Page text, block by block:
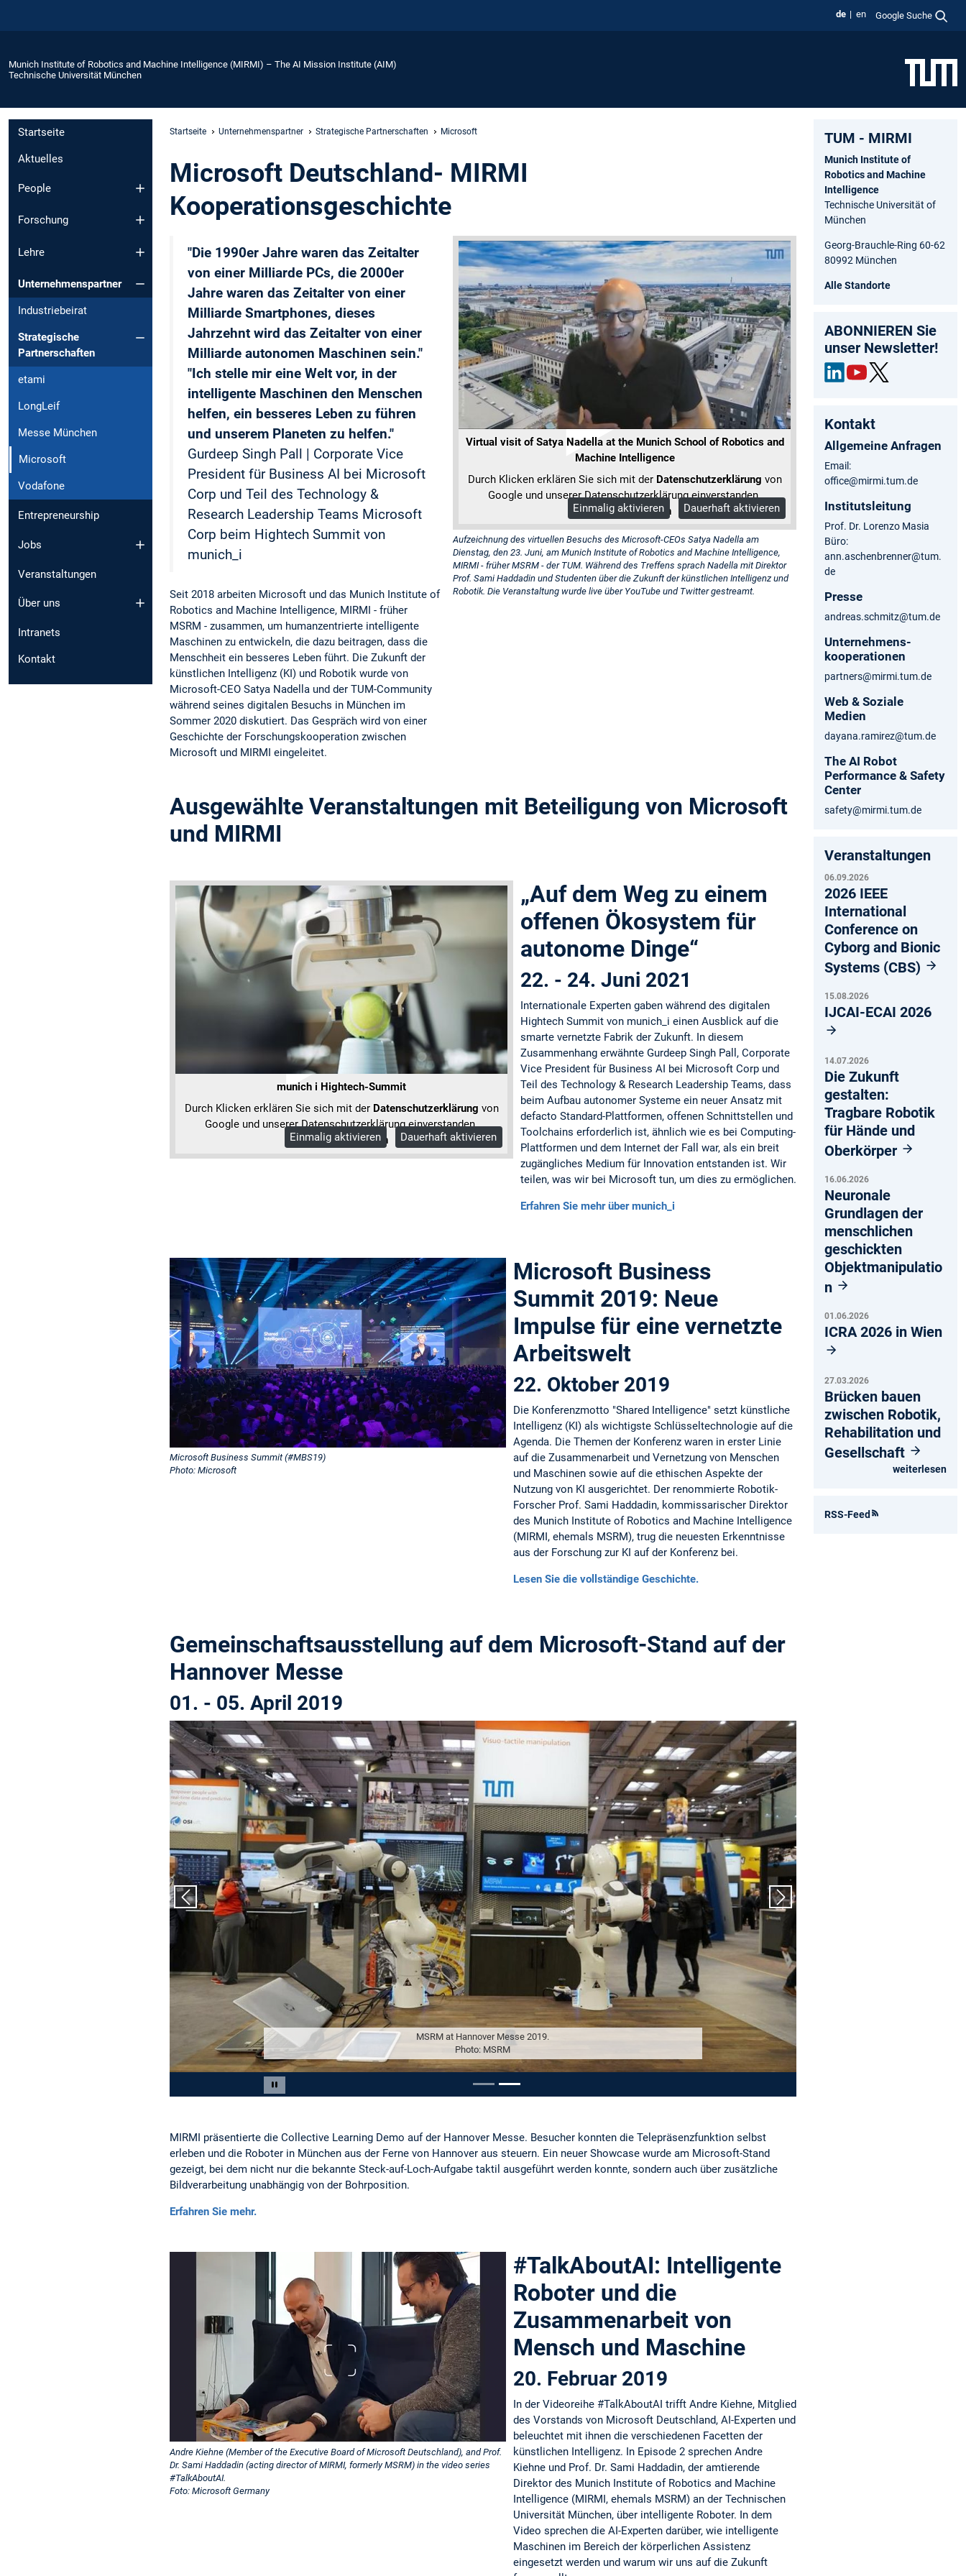
de en Google Suche
Munich Institute of Robotics and Machine Intelligence (MIRMI) – The AI Mission Institute (AIM)
Technische Universität München
Startseite
Aktuelles
People
Forschung
Lehre
Unternehmenspartner
Industriebeirat
Strategische
Partnerschaften
etami
LongLeif
Messe München
Microsoft
Vodafone
Entrepreneurship
Jobs
Veranstaltungen
Über uns
Intranets
Kontakt
Startseite Unternehmenspartner Strategische Partnerschaften Microsoft
Microsoft Deutschland- MIRMI
Kooperationsgeschichte
Virtual visit of Satya Nadella at the Munich School of Robotics and
Machine Intelligence
Durch Klicken erklären Sie sich mit der Datenschutzerklärung von
Google und unserer Datenschutzerklärung einverstanden.
Mehr Informationen
Einmalig aktivieren Dauerhaft aktivieren
Aufzeichnung des virtuellen Besuchs des Microsoft-CEOs Satya Nadella am
Dienstag, den 23. Juni, am Munich Institute of Robotics and Machine Intelligence,
MIRMI - früher MSRM - der TUM. Während des Treffens sprach Nadella mit Direktor
Prof. Sami Haddadin und Studenten über die Zukunft der künstlichen Intelligenz und
Robotik. Die Veranstaltung wurde live über YouTube und Twitter gestreamt.
"Die 1990er Jahre waren das Zeitalter
von einer Milliarde PCs, die 2000er
Jahre waren das Zeitalter von einer
Milliarde Smartphones, dieses
Jahrzehnt wird das Zeitalter von einer
Milliarde autonomen Maschinen sein."
"Ich stelle mir eine Welt vor, in der
intelligente Maschinen den Menschen
helfen, ein besseres Leben zu führen
und unserem Planeten zu helfen."
Gurdeep Singh Pall | Corporate Vice
President für Business AI bei Microsoft
Corp und Teil des Technology &
Research Leadership Teams Microsoft
Corp beim Hightech Summit von
munich_i
Seit 2018 arbeiten Microsoft und das Munich Institute of
Robotics and Machine Intelligence, MIRMI - früher
MSRM - zusammen, um humanzentrierte intelligente
Maschinen zu entwickeln, die dazu beitragen, dass die
Menschheit ein besseres Leben führt. Die Zukunft der
künstlichen Intelligenz (KI) und Robotik wurde von
Microsoft-CEO Satya Nadella und der TUM-Community
während seines digitalen Besuchs in München im
Sommer 2020 diskutiert. Das Gespräch wird von einer
Geschichte der Forschungskooperation zwischen
Microsoft und MIRMI eingeleitet.
Ausgewählte Veranstaltungen mit Beteiligung von Microsoft
und MIRMI
munich i Hightech-Summit
Durch Klicken erklären Sie sich mit der Datenschutzerklärung von
Google und unserer Datenschutzerklärung einverstanden.
Mehr Informationen
Einmalig aktivieren Dauerhaft aktivieren
„Auf dem Weg zu einem
offenen Ökosystem für
autonome Dinge“
22. - 24. Juni 2021
Internationale Experten gaben während des digitalen
Hightech Summit von munich_i einen Ausblick auf die
smarte vernetzte Fabrik der Zukunft. In diesem
Zusammenhang erwähnte Gurdeep Singh Pall, Corporate
Vice President für Business AI bei Microsoft Corp und
Teil des Technology & Research Leadership Teams, dass
beim Aufbau autonomer Systeme ein neuer Ansatz mit
defacto Standard-Plattformen, offenen Schnittstellen und
Toolchains erforderlich ist, ähnlich wie es bei Computing-
Plattformen und dem Internet der Fall war, als ein breit
zugängliches Medium für Innovation entstanden ist. Wir
teilen, was wir bei Microsoft tun, um dies zu ermöglichen.
Erfahren Sie mehr über munich_i
Microsoft Business Summit (#MBS19)
Photo: Microsoft
Microsoft Business
Summit 2019: Neue
Impulse für eine vernetzte
Arbeitswelt
22. Oktober 2019
Die Konferenzmotto "Shared Intelligence" setzt künstliche
Intelligenz (KI) als wichtigste Schlüsseltechnologie auf die
Agenda. Die Themen der Konferenz waren in erster Linie
auf die Zusammenarbeit und Vernetzung von Menschen
und Maschinen sowie auf die ethischen Aspekte der
Nutzung von KI ausgerichtet. Der renommierte Robotik-
Forscher Prof. Sami Haddadin, kommissarischer Direktor
des Munich Institute of Robotics and Machine Intelligence
(MIRMI, ehemals MSRM), trug die neuesten Erkenntnisse
aus der Forschung zur KI auf der Konferenz bei.
Lesen Sie die vollständige Geschichte.
Gemeinschaftsausstellung auf dem Microsoft-Stand auf der
Hannover Messe
01. - 05. April 2019
Carousel pausieren
MSRM at Hannover Messe 2019.
Photo: MSRM
Vorheriger Slide Nächster Slide
MIRMI präsentierte die Collective Learning Demo auf der Hannover Messe. Besucher konnten die Telepräsenzfunktion selbst
erleben und die Roboter in München aus der Ferne von Hannover aus steuern. Ein neuer Showcase wurde am Microsoft-Stand
gezeigt, bei dem nicht nur die bekannte Steck-auf-Loch-Aufgabe taktil ausgeführt werden konnte, sondern auch über zusätzliche
Bildverarbeitung unabhängig von der Bohrposition.
Erfahren Sie mehr.
Andre Kiehne (Member of the Executive Board of Microsoft Deutschland), and Prof.
Dr. Sami Haddadin (acting director of MIRMI, formerly MSRM) in the video series
#TalkAboutAI.
Foto: Microsoft Germany
#TalkAboutAI: Intelligente
Roboter und die
Zusammenarbeit von
Mensch und Maschine
20. Februar 2019
In der Videoreihe #TalkAboutAI trifft Andre Kiehne, Mitglied
des Vorstands von Microsoft Deutschland, AI-Experten und
beleuchtet mit ihnen die verschiedenen Facetten der
künstlichen Intelligenz. In Episode 2 sprechen Andre
Kiehne und Prof. Dr. Sami Haddadin, der amtierende
Direktor des Munich Institute of Robotics and Machine
Intelligence (MIRMI, ehemals MSRM) an der Technischen
Universität München, über intelligente Roboter. In dem
Video sprechen die AI-Experten darüber, wie intelligente
Maschinen im Bereich der körperlichen Assistenz
eingesetzt werden und warum wir uns auf die Zukunft
TUM - MIRMI
Munich Institute of
Robotics and Machine
Intelligence
Technische Universität of
München
Georg-Brauchle-Ring 60-62
80992 München
Alle Standorte
ABONNIEREN Sie
unser Newsletter!
Kontakt
Allgemeine Anfragen
Email:
office@mirmi.tum.de
Institutsleitung
Prof. Dr. Lorenzo Masia
Büro:
ann.aschenbrenner@tum.
de
Presse
andreas.schmitz@tum.de
Unternehmens-
kooperationen
partners@mirmi.tum.de
Web & Soziale
Medien
dayana.ramirez@tum.de
The AI Robot
Performance & Safety
Center
safety@mirmi.tum.de
Veranstaltungen
06.09.2026
2026 IEEE
International
Conference on
Cyborg and Bionic
Systems (CBS)
15.08.2026
IJCAI-ECAI 2026
14.07.2026
Die Zukunft
gestalten:
Tragbare Robotik
für Hände und
Oberkörper
16.06.2026
Neuronale
Grundlagen der
menschlichen
geschickten
Objektmanipulatio
n
01.06.2026
ICRA 2026 in Wien
27.03.2026
Brücken bauen
zwischen Robotik,
Rehabilitation und
Gesellschaft
weiterlesen
RSS-Feed